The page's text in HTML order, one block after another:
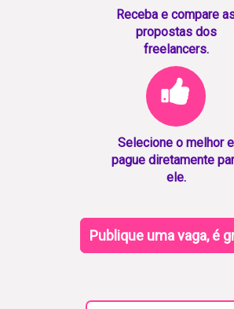
Receba e compare
propostas dos
freelancers.
Selecione o melhor e
pague diretamente
ele.
Publique uma vaga, é